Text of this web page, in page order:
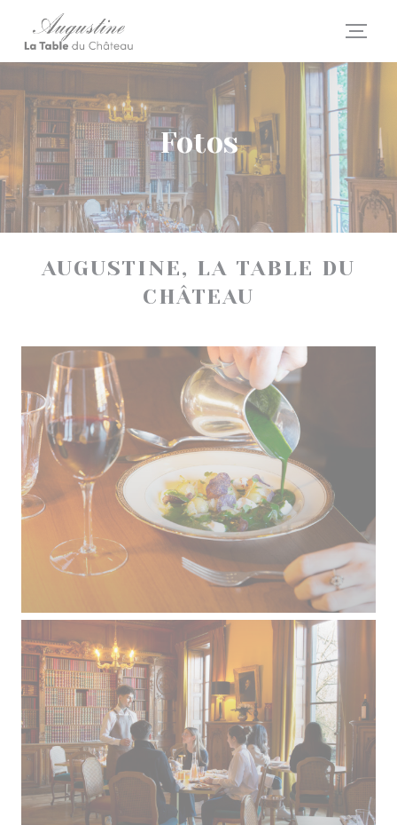
Painel de Gerenciamento de Cookies
Fotos
AUGUSTINE, LA TABLE DU
CHÂTEAU